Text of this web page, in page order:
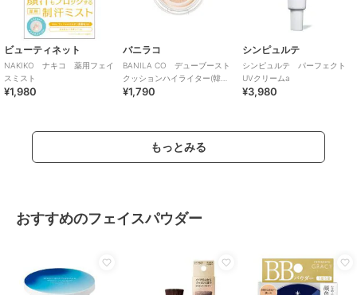
ビューティネット
NAKIKO ナキコ 薬用フェイ
スミスト
¥1,980
バニラコ
BANILA CO デューブースト
クッションハイライター(韓国
コスメ)
¥1,790
シンピュルテ
シンピュルテ パーフェクト
UVクリームa
¥3,980
もっとみる
おすすめのフェイスパウダー